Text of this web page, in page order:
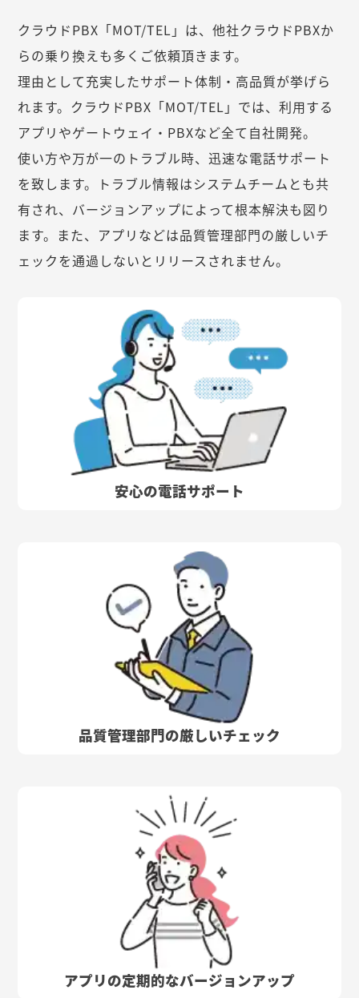
クラウドPBX「MOT/TEL」は、他社クラウドPBXか
らの乗り換えも多くご依頼頂きます。
理由として充実したサポート体制・高品質が挙げら
れます。クラウドPBX「MOT/TEL」では、利用する
アプリやゲートウェイ・PBXなど全て自社開発。
使い方や万が一のトラブル時、迅速な電話サポート
を致します。トラブル情報はシステムチームとも共
有され、バージョンアップによって根本解決も図り
ます。また、アプリなどは品質管理部門の厳しいチ
ェックを通過しないとリリースされません。
安心の電話サポート
品質管理部門の厳しいチェック
アプリの定期的なバージョンアップ